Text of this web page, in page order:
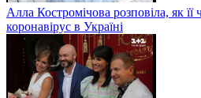
Алла Костромічова розповіла, як її
коронавірус в Україні